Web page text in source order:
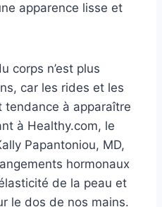
apparence lisse et
corps n’est plus
car les rides et les
tendance à apparaître
à Healthy.com, le
Papantoniou, MD,
hormonaux
de la peau et
le dos de nos mains.